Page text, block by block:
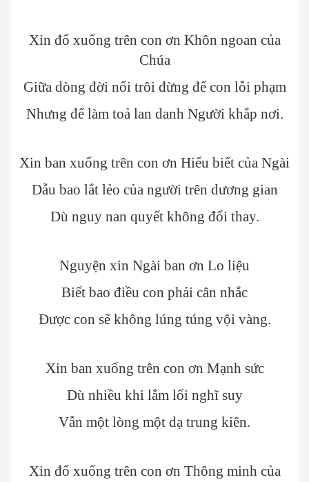
Xin đổ xuống trên con ơn Khôn ngoan của
Chúa
Giữa dòng đời nổi trôi đừng để con lỗi phạm
Nhưng để làm toả lan danh Người khắp nơi.
Xin ban xuống trên con ơn Hiểu biết của Ngài
Dẫu bao lắt lẻo của người trên dương gian
Dù nguy nan quyết không đổi thay.
Nguyện xin Ngài ban ơn Lo liệu
Biết bao điều con phải cân nhắc
Được con sẽ không lúng túng vội vàng.
Xin ban xuống trên con ơn Mạnh sức
Dù nhiều khi lắm lối nghĩ suy
Vẫn một lòng một dạ trung kiên.
Xin đổ xuống trên con ơn Thông minh của